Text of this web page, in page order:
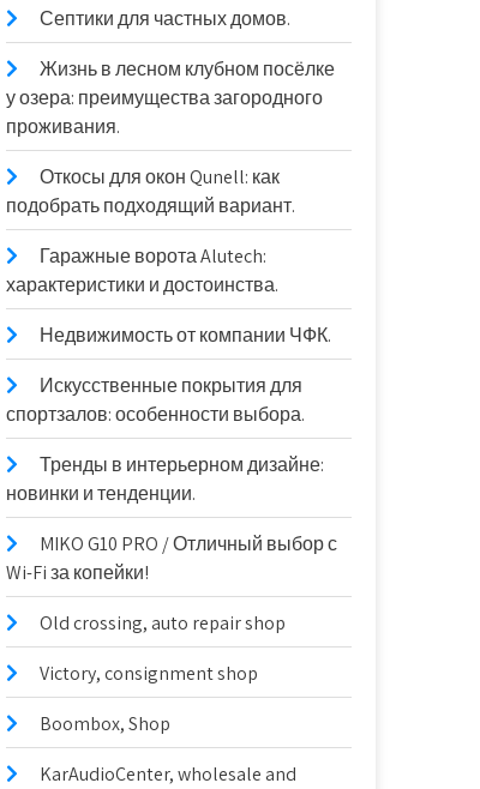
Септики для частных домов.
Жизнь в лесном клубном посёлке
у озера: преимущества загородного
проживания.
Откосы для окон Qunell: как
подобрать подходящий вариант.
Гаражные ворота Alutech:
характеристики и достоинства.
Недвижимость от компании ЧФК.
Искусственные покрытия для
спортзалов: особенности выбора.
Тренды в интерьерном дизайне:
новинки и тенденции.
MIKO G10 PRO / Отличный выбор с
Wi-Fi за копейки!
Old crossing, auto repair shop
Victory, consignment shop
Boombox, Shop
KarAudioCenter, wholesale and